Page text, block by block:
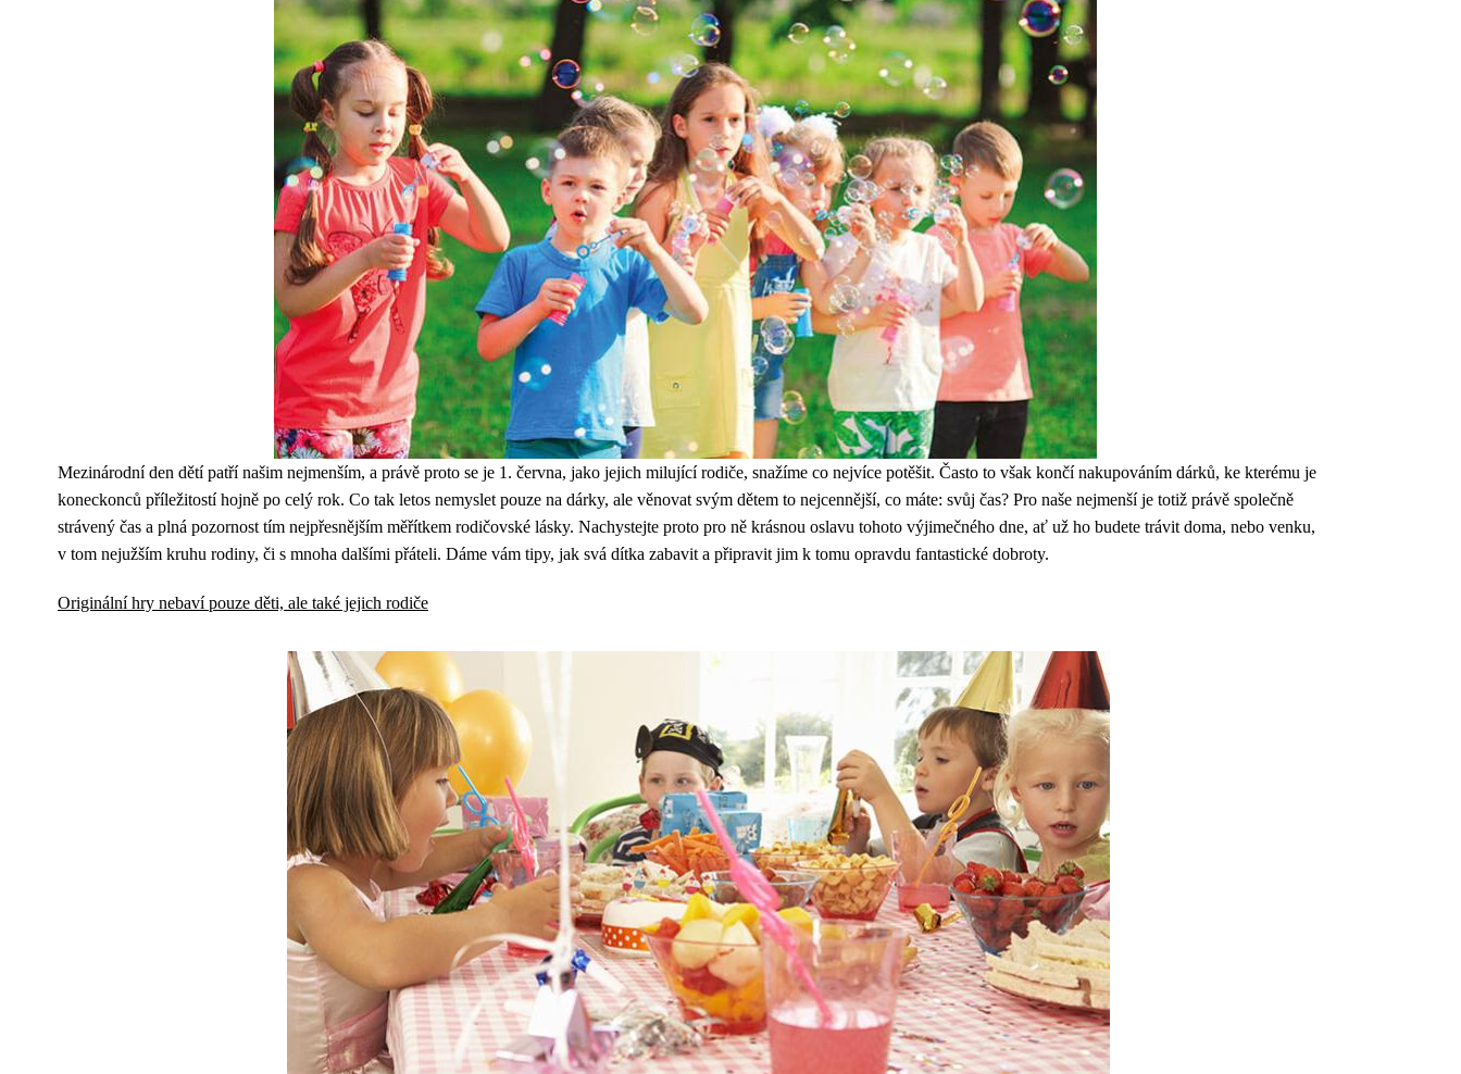
Mezinárodní den dětí patří našim nejmenším, a právě proto se je 1. června, jako jejich milující rodiče, snažíme co nejvíce potěšit. Často to však končí nakupováním dárků, ke kterému je
koneckonců příležitostí hojně po celý rok. Co tak letos nemyslet pouze na dárky, ale věnovat svým dětem to nejcennější, co máte: svůj čas? Pro naše nejmenší je totiž právě společně
strávený čas a plná pozornost tím nejpřesnějším měřítkem rodičovské lásky. Nachystejte proto pro ně krásnou oslavu tohoto výjimečného dne, ať už ho budete trávit doma, nebo venku,
v tom nejužším kruhu rodiny, či s mnoha dalšími přáteli. Dáme vám tipy, jak svá dítka zabavit a připravit jim k tomu opravdu fantastické dobroty.
Originální hry nebaví pouze děti, ale také jejich rodiče